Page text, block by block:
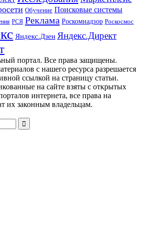
Обучение Поисковые системы
РСЯ Реклама Роскомнадзор Роскосмос
Яндекс.Дзен Яндекс.Директ
портал. Все права защищены.
с нашего ресурса разрешается
ссылкой на страницу статьи.
на сайте взяты с открытых
интернета, все права на
их законным владельцам.